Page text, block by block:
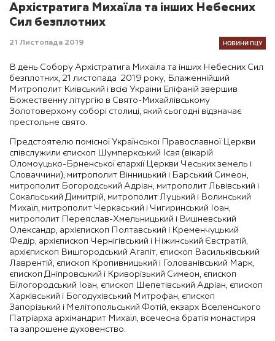
Архістратига Михаїла та інших Небесних
Сил безплотних
21 Листопада 2019 НОВИНИ ПЦУ
В день Собору Архістратига Михаїла та інших Небесних Сил
безплотних, 21 листопада 2019 року, Блаженнійший
Митрополит Київський і всієї України Епіфаній звершив
Божественну літургію в Свято-Михайлівському
Золотоверхому соборі столиці, який сьогодні відзначає
престольне свято.
Предстоятелю помісної Української Православної Церкви
співслужили єпископ Шумперкський Ісая (вікарій
Оломоуцько-Брненської єпархії Церкви Чеських земель і
Словаччини), митрополит Вінницький і Барський Симеон,
митрополит Богородський Адріан, митрополит Львівський і
Сокальський Димитрій, митрополит Луцький і Волинський
Михаїл, митрополит Черкаський і Чигиринський Іоан,
митрополит Переяслав-Хмельницький і Вишневський
Олександр, архієпископ Полтавський і Кременчуцький
Федір, архієпископ Чернігівський і Ніжинський Євстратій,
архієпископ Вишгородський Агапіт, єпископ Васильківський
Лаврентій, єпископ Кропивницький і Голованівський Марк,
єпископ Дніпровський і Криворізький Симеон, єпископ
Білогородський Іоан, єпископ Шепетівський Адріан, єпископ
Харківський і Богодухівський Митрофан, єпископ
Запорізький і Мелітопольський Фотій, екзарх Вселенського
Патріарха архімандрит Михаїл, всечесна братія монастиря
та запрошене духовенство.